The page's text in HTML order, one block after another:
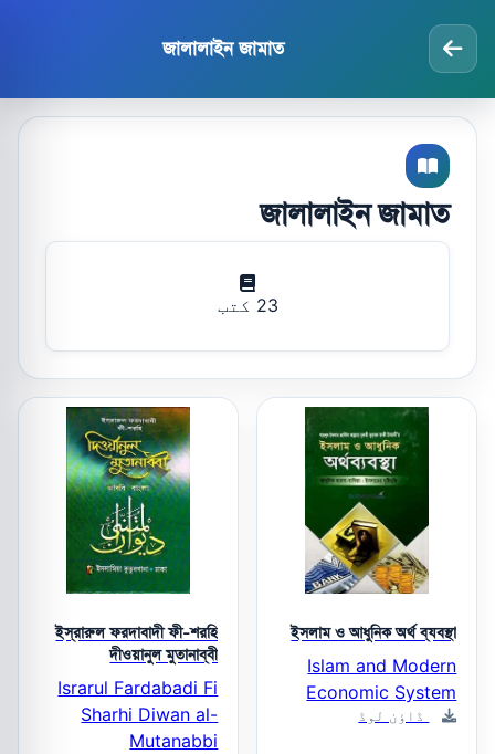
জালালাইন জামাত
জালালাইন জামাত
23 کتب
ইসলাম ও আধুনিক অর্থ ব্যবস্থা
Islam and Modern
Economic System
ڈاؤن لوڈ
ইস্‌রারুল ফরদাবাদী ফী-শরহি
দীওয়ানুল মুতানাব্বী
Israrul Fardabadi Fi
Sharhi Diwan al-
Mutanabbi